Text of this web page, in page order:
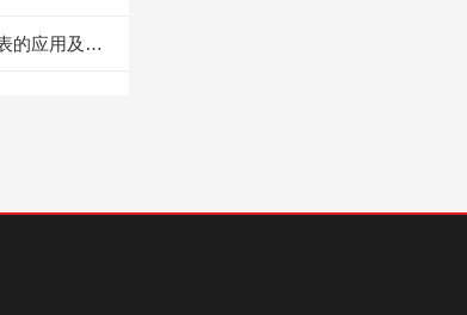
316不锈钢压力表的应用及优势